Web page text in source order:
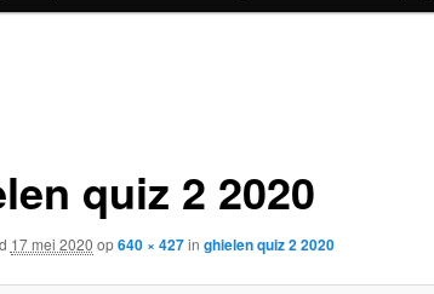
quiz 2 2020
17 mei 2020 op640 × 427in ghielen quiz 2 2020